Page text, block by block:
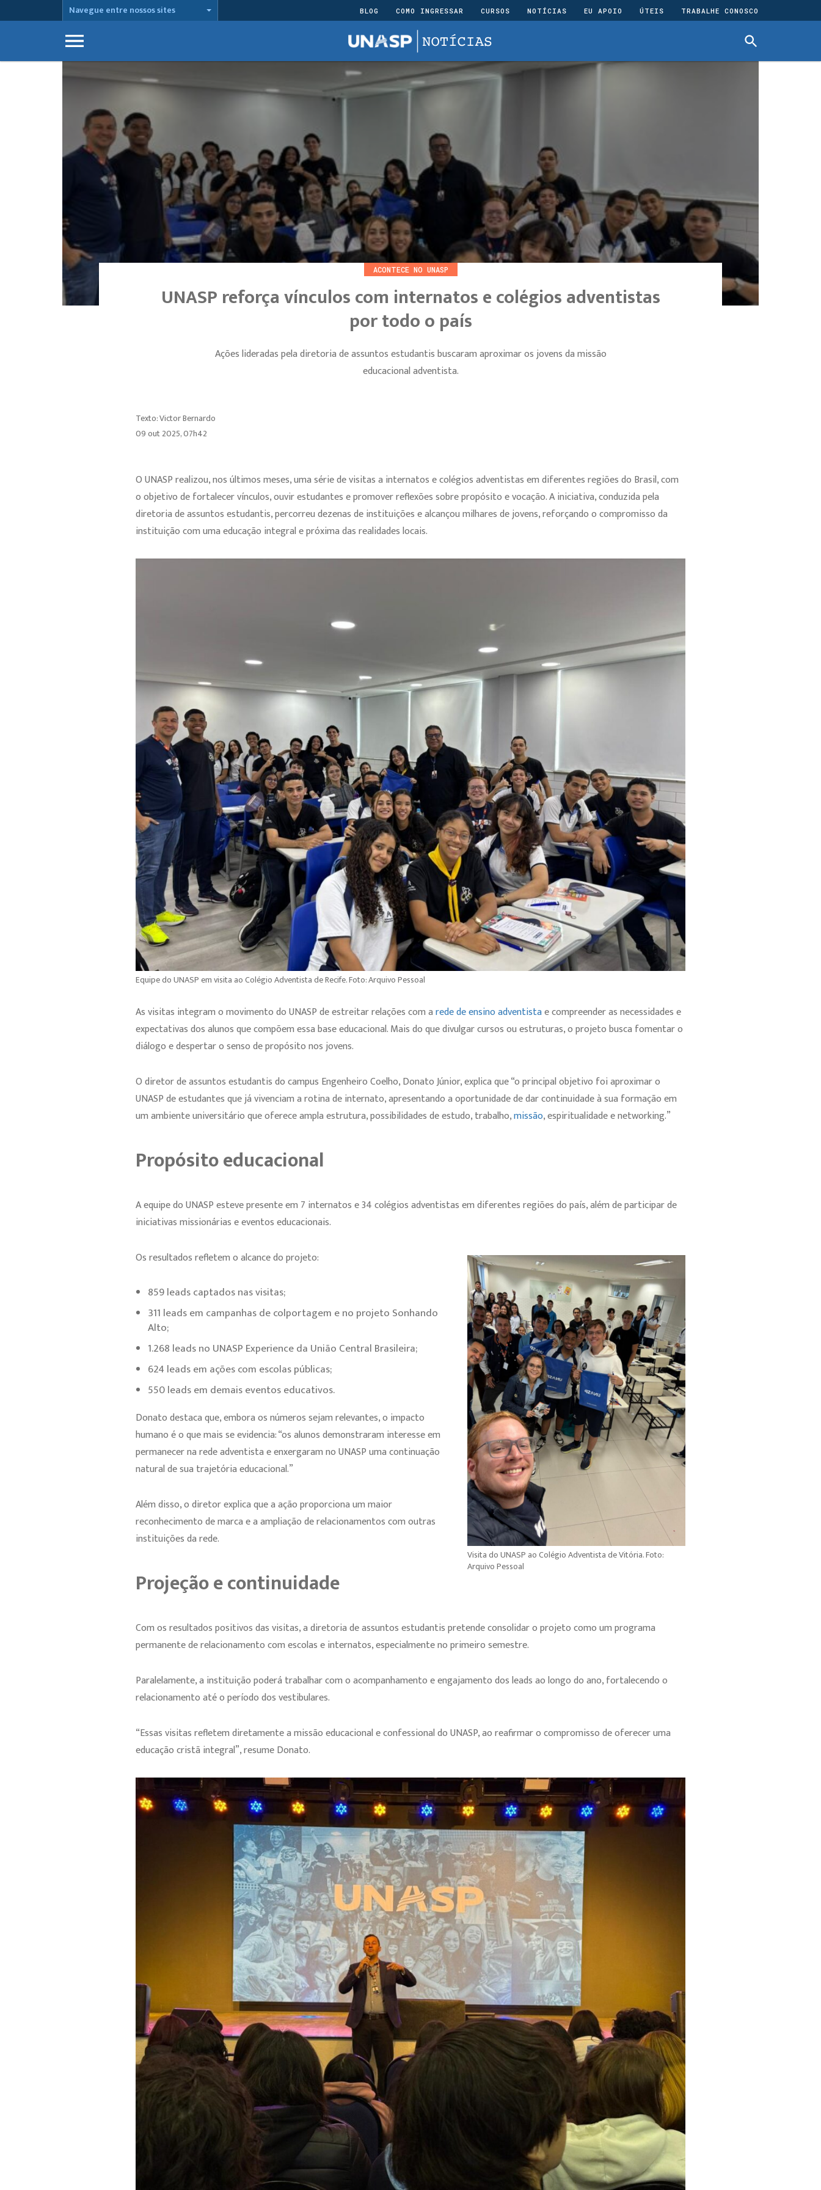
Navegue entre nossos sites BLOG COMO INGRESSAR CURSOS NOTÍCIAS EU APOIO ÚTEIS TRABALHE CONOSCO
ACONTECE NO UNASP
UNASP reforça vínculos com internatos e colégios adventistas
por todo o país
Ações lideradas pela diretoria de assuntos estudantis buscaram aproximar os jovens da missão
educacional adventista.
Texto: Victor Bernardo
09 out 2025, 07h42
O UNASP realizou, nos últimos meses, uma série de visitas a internatos e colégios adventistas em diferentes regiões do Brasil, com
o objetivo de fortalecer vínculos, ouvir estudantes e promover reflexões sobre propósito e vocação. A iniciativa, conduzida pela
diretoria de assuntos estudantis, percorreu dezenas de instituições e alcançou milhares de jovens, reforçando o compromisso da
instituição com uma educação integral e próxima das realidades locais.
Equipe do UNASP em visita ao Colégio Adventista de Recife. Foto: Arquivo Pessoal
As visitas integram o movimento do UNASP de estreitar relações com arede de ensino adventistae compreender as necessidades e
expectativas dos alunos que compõem essa base educacional. Mais do que divulgar cursos ou estruturas, o projeto busca fomentar o
diálogo e despertar o senso de propósito nos jovens.
O diretor de assuntos estudantis do campus Engenheiro Coelho, Donato Júnior, explica que “o principal objetivo foi aproximar o
UNASP de estudantes que já vivenciam a rotina de internato, apresentando a oportunidade de dar continuidade à sua formação em
um ambiente universitário que oferece ampla estrutura, possibilidades de estudo, trabalho,missão, espiritualidade e networking.”
Propósito educacional
A equipe do UNASP esteve presente em 7 internatos e 34 colégios adventistas em diferentes regiões do país, além de participar de
iniciativas missionárias e eventos educacionais.
Visita do UNASP ao Colégio Adventista de Vitória. Foto:
Arquivo Pessoal
Os resultados refletem o alcance do projeto:
859 leads captados nas visitas;
311 leads em campanhas de colportagem e no projeto Sonhando
Alto;
1.268 leads no UNASP Experience da União Central Brasileira;
624 leads em ações com escolas públicas;
550 leads em demais eventos educativos.
Donato destaca que, embora os números sejam relevantes, o impacto
humano é o que mais se evidencia: “os alunos demonstraram interesse em
permanecer na rede adventista e enxergaram no UNASP uma continuação
natural de sua trajetória educacional.”
Além disso, o diretor explica que a ação proporciona um maior
reconhecimento de marca e a ampliação de relacionamentos com outras
instituições da rede.
Projeção e continuidade
Com os resultados positivos das visitas, a diretoria de assuntos estudantis pretende consolidar o projeto como um programa
permanente de relacionamento com escolas e internatos, especialmente no primeiro semestre.
Paralelamente, a instituição poderá trabalhar com o acompanhamento e engajamento dos leads ao longo do ano, fortalecendo o
relacionamento até o período dos vestibulares.
“Essas visitas refletem diretamente a missão educacional e confessional do UNASP, ao reafirmar o compromisso de oferecer uma
educação cristã integral”, resume Donato.